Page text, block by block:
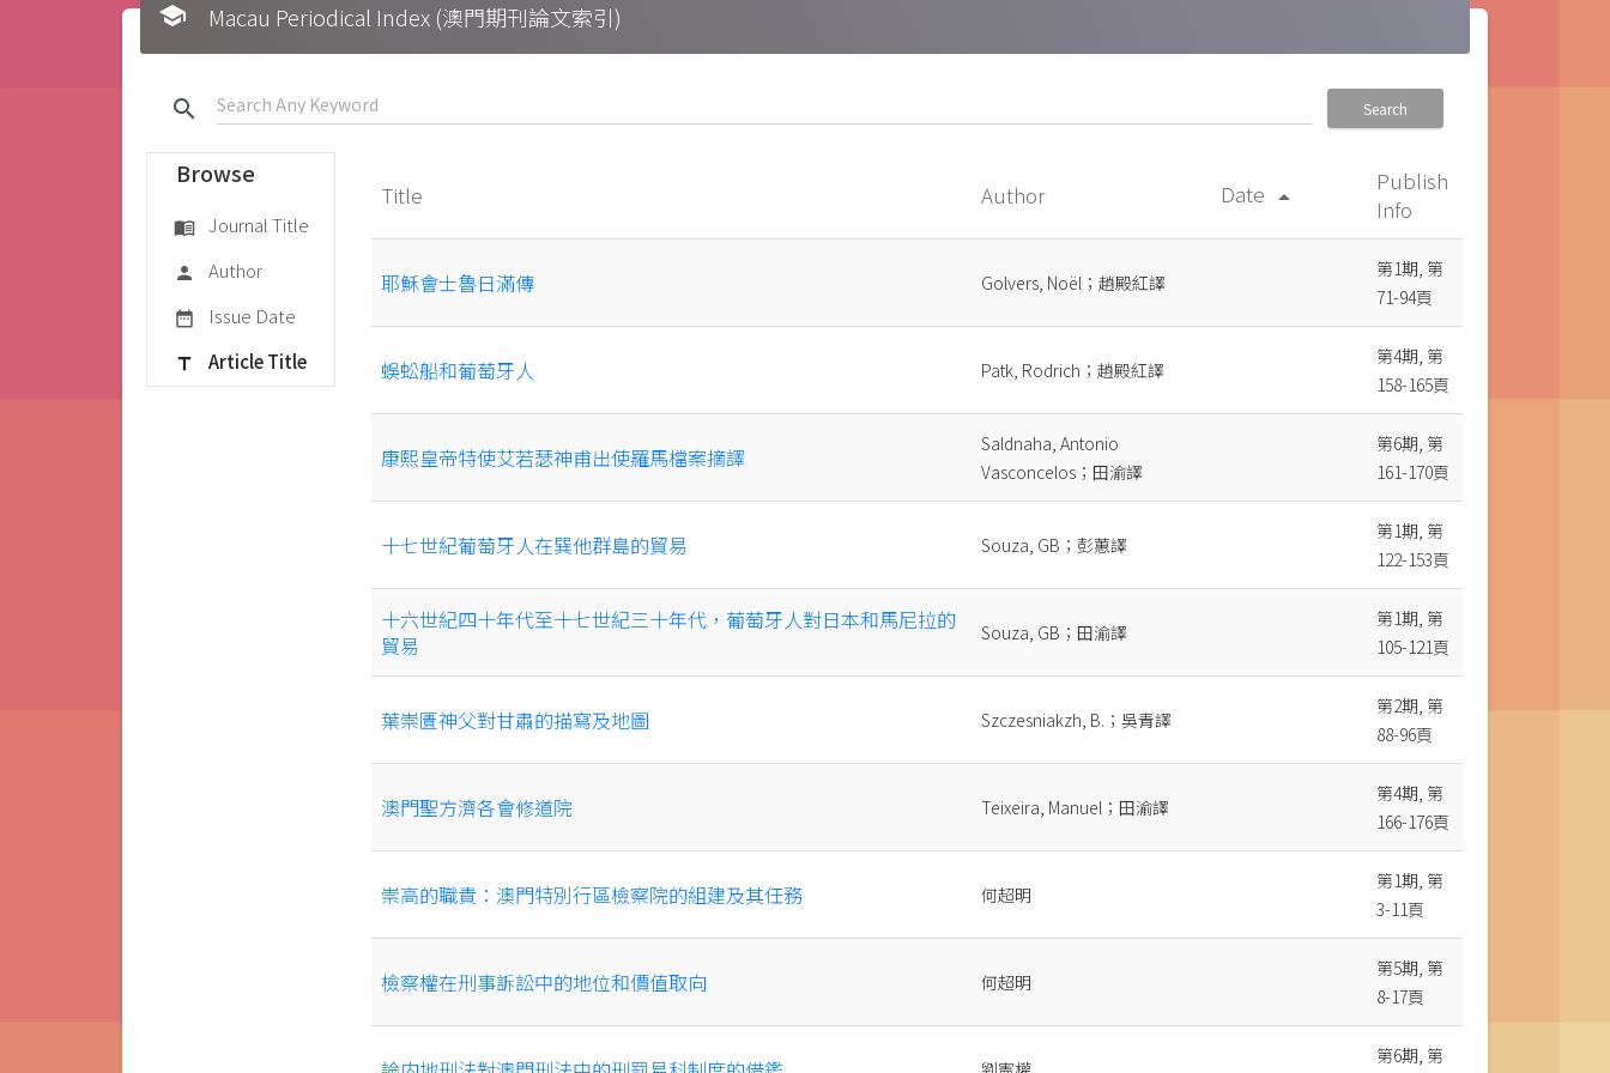
school Macau Periodical Index (澳門期刊論文索引)
search Search
Browse
menu_book Journal Title
person Author
date_range Issue Date
title Article Title
Title Author Date arrow_drop_up
Publish
Info
耶穌會士魯日滿傳 Golvers, Noël；趙殿紅譯
第1期, 第
71-94頁
蜈蚣船和葡萄牙人 Patk, Rodrich；趙殿紅譯
第4期, 第
158-165頁
康熙皇帝特使艾若瑟神甫出使羅馬檔案摘譯
Saldnaha, Antonio
Vasconcelos；田渝譯
第6期, 第
161-170頁
十七世紀葡萄牙人在巽他群島的貿易 Souza, GB；彭蕙譯
第1期, 第
122-153頁
十六世紀四十年代至十七世紀三十年代，葡萄牙人對日本和馬尼拉的
貿易
Souza, GB；田渝譯
第1期, 第
105-121頁
葉崇匱神父對甘肅的描寫及地圖 Szczesniakzh, B.；吳青譯
第2期, 第
88-96頁
澳門聖方濟各會修道院 Teixeira, Manuel；田渝譯
第4期, 第
166-176頁
崇高的職責：澳門特別行區檢察院的組建及其任務 何超明
第1期, 第
3-11頁
檢察權在刑事訴訟中的地位和價值取向 何超明
第5期, 第
8-17頁
第6期, 第